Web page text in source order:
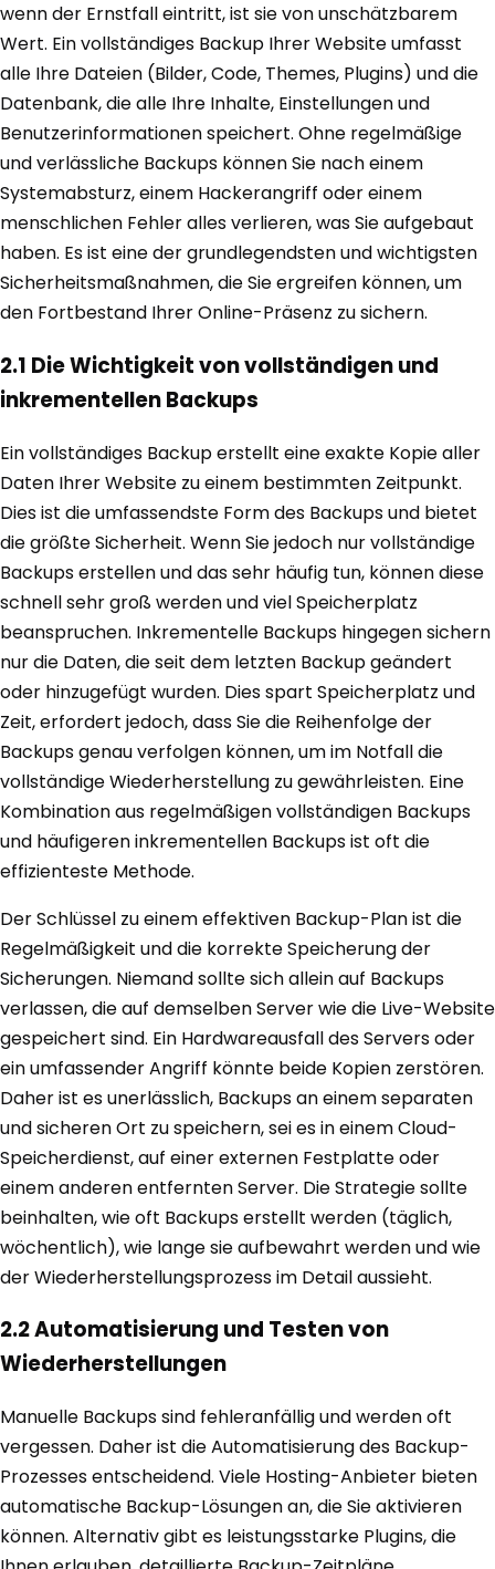
wenn der Ernstfall eintritt, ist sie von unschätzbarem
Wert. Ein vollständiges Backup Ihrer Website umfasst
alle Ihre Dateien (Bilder, Code, Themes, Plugins) und die
Datenbank, die alle Ihre Inhalte, Einstellungen und
Benutzerinformationen speichert. Ohne regelmäßige
und verlässliche Backups können Sie nach einem
Systemabsturz, einem Hackerangriff oder einem
menschlichen Fehler alles verlieren, was Sie aufgebaut
haben. Es ist eine der grundlegendsten und wichtigsten
Sicherheitsmaßnahmen, die Sie ergreifen können, um
den Fortbestand Ihrer Online-Präsenz zu sichern.
2.1 Die Wichtigkeit von vollständigen und
inkrementellen Backups
Ein vollständiges Backup erstellt eine exakte Kopie aller
Daten Ihrer Website zu einem bestimmten Zeitpunkt.
Dies ist die umfassendste Form des Backups und bietet
die größte Sicherheit. Wenn Sie jedoch nur vollständige
Backups erstellen und das sehr häufig tun, können diese
schnell sehr groß werden und viel Speicherplatz
beanspruchen. Inkrementelle Backups hingegen sichern
nur die Daten, die seit dem letzten Backup geändert
oder hinzugefügt wurden. Dies spart Speicherplatz und
Zeit, erfordert jedoch, dass Sie die Reihenfolge der
Backups genau verfolgen können, um im Notfall die
vollständige Wiederherstellung zu gewährleisten. Eine
Kombination aus regelmäßigen vollständigen Backups
und häufigeren inkrementellen Backups ist oft die
effizienteste Methode.
Der Schlüssel zu einem effektiven Backup-Plan ist die
Regelmäßigkeit und die korrekte Speicherung der
Sicherungen. Niemand sollte sich allein auf Backups
verlassen, die auf demselben Server wie die Live-Website
gespeichert sind. Ein Hardwareausfall des Servers oder
ein umfassender Angriff könnte beide Kopien zerstören.
Daher ist es unerlässlich, Backups an einem separaten
und sicheren Ort zu speichern, sei es in einem Cloud-
Speicherdienst, auf einer externen Festplatte oder
einem anderen entfernten Server. Die Strategie sollte
beinhalten, wie oft Backups erstellt werden (täglich,
wöchentlich), wie lange sie aufbewahrt werden und wie
der Wiederherstellungsprozess im Detail aussieht.
2.2 Automatisierung und Testen von
Wiederherstellungen
Manuelle Backups sind fehleranfällig und werden oft
vergessen. Daher ist die Automatisierung des Backup-
Prozesses entscheidend. Viele Hosting-Anbieter bieten
automatische Backup-Lösungen an, die Sie aktivieren
können. Alternativ gibt es leistungsstarke Plugins, die